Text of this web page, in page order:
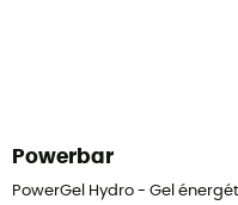
Powerbar
PowerGel Hydro - Gel